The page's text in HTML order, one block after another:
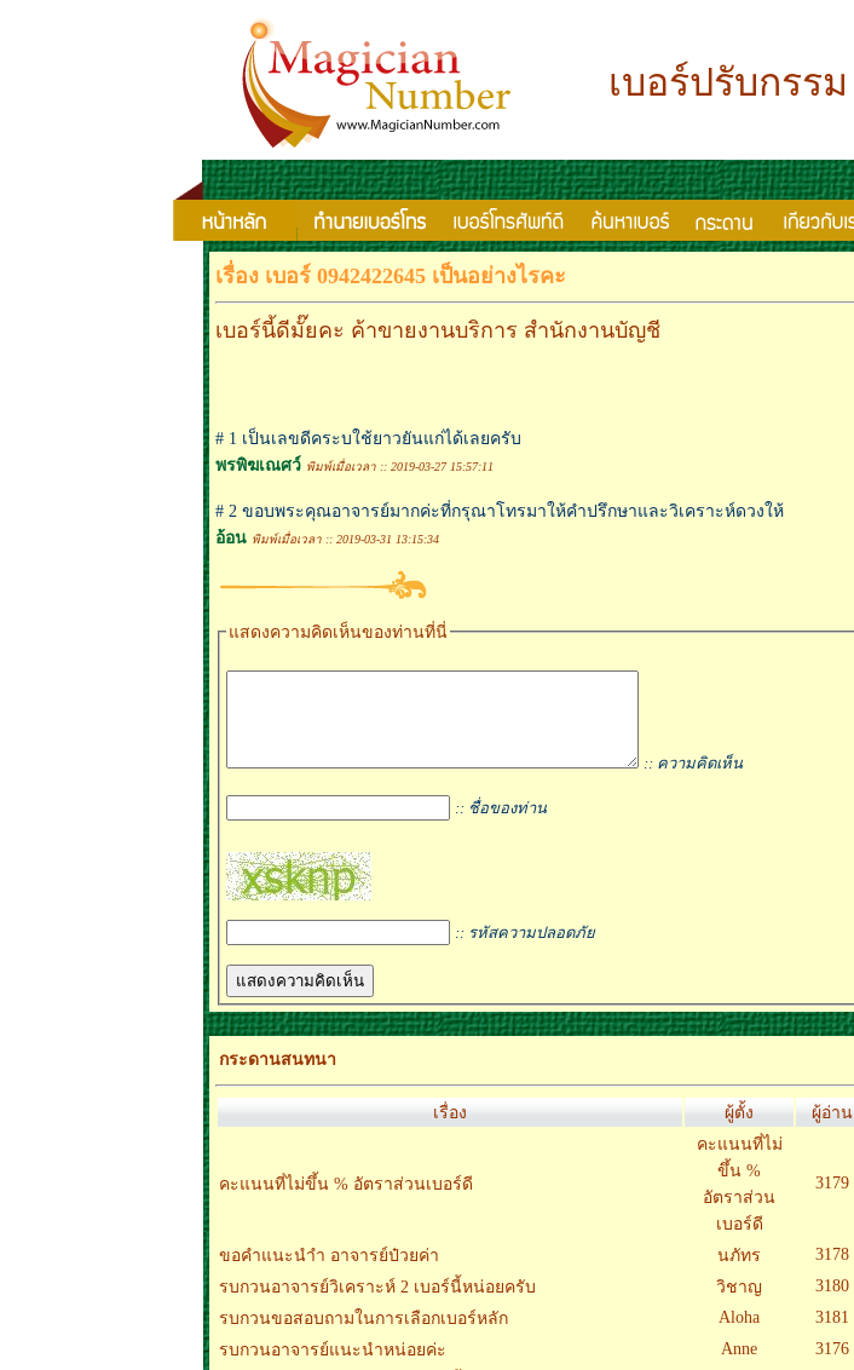
เบอร์ปรับกรรม
เรื่อง เบอร์ 0942422645 เป็นอย่างไรคะ
เบอร์นี้ดีมั๊ยคะ ค้าขายงานบริการ สำนักงานบัญชี
# 1 เป็นเลขดีคระบใช้ยาวยันแก่ได้เลยครับ
พรพิฆเณศว์ พิมพ์เมื่อเวลา :: 2019-03-27 15:57:11
# 2 ขอบพระคุณอาจารย์มากค่ะที่กรุณาโทรมาให้คำปรึกษาและวิเคราะห์ดวงให้
อ้อน พิมพ์เมื่อเวลา :: 2019-03-31 13:15:34
แสดงความคิดเห็นของท่านที่นี่
:: ความคิดเห็น
:: ชื่อของท่าน
:: รหัสความปลอดภัย
กระดานสนทนา
เรื่อง ผู้ตั้ง ผู้อ่าน
คะแนนที่ไม่ขึ้น % อัตราส่วนเบอร์ดี
คะแนนที่ไม่
ขึ้น %
อัตราส่วน
เบอร์ดี
3179
ขอคำแนะนำำ อาจารย์ป๋วยค่า นภัทร 3178
รบกวนอาจารย์วิเคราะห์ 2 เบอร์นี้หน่อยครับ
วิชาญ 3180
รบกวนขอสอบถามในการเลือกเบอร์หลัก
Aloha 3181
รบกวนอาจารย์แนะนำหน่อยค่ะ
Anne 3176